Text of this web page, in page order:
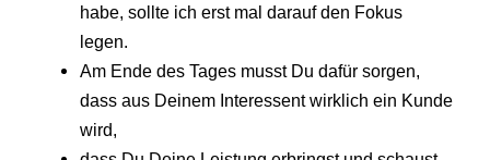
habe, sollte ich erst mal darauf den Fokus
legen.
Am Ende des Tages musst Du dafür sorgen,
dass aus Deinem Interessent wirklich ein Kunde
wird,